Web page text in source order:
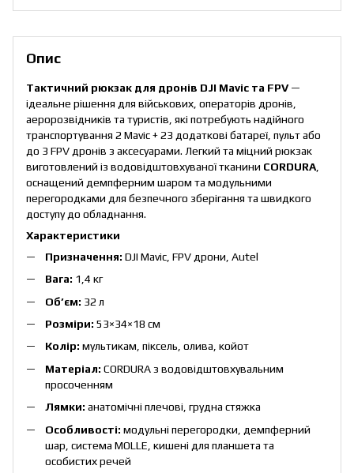
Опис
Тактичний рюкзак для дронів DJI Mavic та FPV—
ідеальне рішення для військових, операторів дронів,
аеророзвідників та туристів, які потребують надійного
транспортування 2 Mavic + 23 додаткові батареї, пульт або
до 3 FPV дронів з аксесуарами. Легкий та міцний рюкзак
виготовлений із водовідштовхуваної тканини CORDURA
оснащений демпферним шаром та модульними
перегородками для безпечного зберігання та швидкого
доступу до обладнання.
Характеристики
Призначення: DJI Mavic, FPV дрони, Autel
Вага: 1,4 кг
Об’єм: 32 л
Розміри: 53×34×18 см
Колір: мультикам, піксель, олива, койот
Матеріал: CORDURA з водовідштовхувальним
просоченням
Лямки: анатомічні плечові, грудна стяжка
Особливості: модульні перегородки, демпферний
шар, система MOLLE, кишені для планшета та
особистих речей